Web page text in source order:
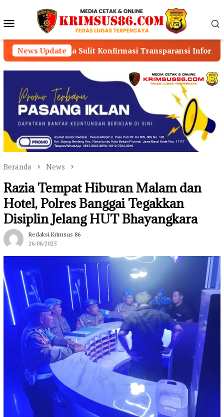
konten Menu
Mobile
News Update
Konfirmasi Transparansi Informasi Publik
Beranda News
Razia Tempat Hiburan Malam dan
Hotel, Polres Banggai Tegakkan
Disiplin Jelang HUT Bhayangkara
Redaksi Krimsus 86
26/06/2025